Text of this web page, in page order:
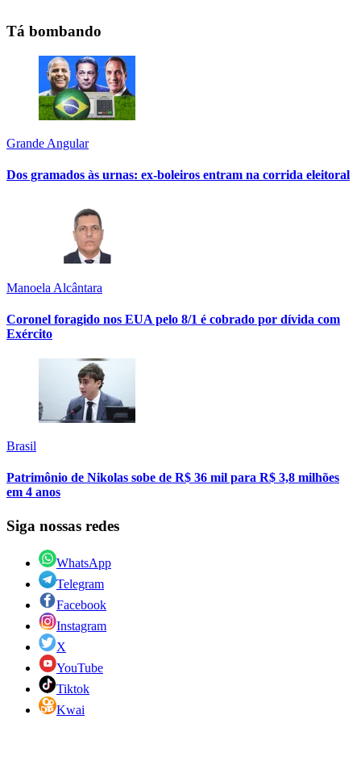
Tá bombando
Grande Angular
Dos gramados às urnas: ex-boleiros entram na corrida eleitoral
Manoela Alcântara
Coronel foragido nos EUA pelo 8/1 é cobrado por dívida com
Exército
Brasil
Patrimônio de Nikolas sobe de R$ 36 mil para R$ 3,8 milhões
em 4 anos
Siga nossas redes
WhatsApp
Telegram
Facebook
Instagram
X
YouTube
Tiktok
Kwai